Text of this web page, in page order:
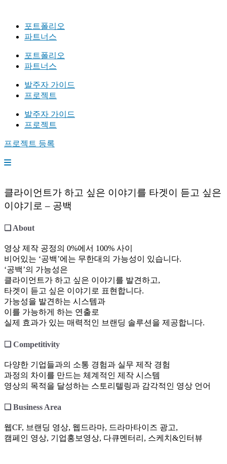
포트폴리오
파트너스
포트폴리오
파트너스
발주자 가이드
프로젝트
발주자 가이드
프로젝트
프로젝트 등록
클라이언트가 하고 싶은 이야기를 타겟이 듣고 싶은
이야기로 – 공백
❏ About
영상 제작 공정의 0%에서 100% 사이
비어있는 ‘공백’에는 무한대의 가능성이 있습니다.
‘공백’의 가능성은
클라이언트가 하고 싶은 이야기를 발견하고,
타겟이 듣고 싶은 이야기로 표현합니다.
가능성을 발견하는 시스템과
이를 가능하게 하는 연출로
실제 효과가 있는 매력적인 브랜딩 솔루션을 제공합니다.
❏ Competitivity
다양한 기업들과의 소통 경험과 실무 제작 경험
과정의 차이를 만드는 체계적인 제작 시스템
영상의 목적을 달성하는 스토리텔링과 감각적인 영상 언어
❏ Business Area
웹CF, 브랜딩 영상, 웹드라마, 드라마타이즈 광고,
캠페인 영상, 기업홍보영상, 다큐멘터리, 스케치&인터뷰